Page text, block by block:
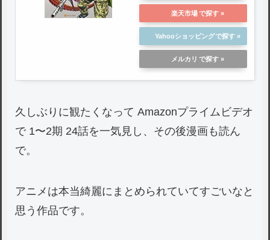
楽天市場
Yahooショッピング
メルカリ
久しぶりに観たくなって Amazonプライムビデオ
で 1〜2期 24話を一気見し、その後漫画も読ん
で。
アニメは本当綺麗にまとめられていてすごいなと
思う作品です。